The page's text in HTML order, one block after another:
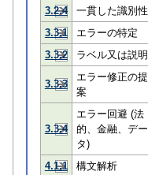
3.2.4 一貫した識別性
3.3.1
エラーの特定
3.3.2
ラベル又は説明
3.3.3
エラー修正の提
案
3.3.4
エラー回避 (法
的、金融、デー
タ)
4.1.1 構文解析